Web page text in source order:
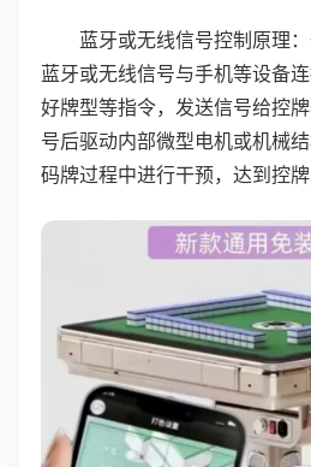
蓝牙或无线信号控制原理
蓝牙或无线信号与手机等设备
好牌型等指令，发送信号给控
号后驱动内部微型电机或机械结
码牌过程中进行干预，达到控牌